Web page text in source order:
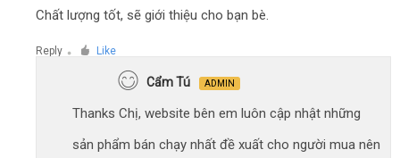
Chất lượng tốt, sẽ giới thiệu cho bạn bè.
Reply ● Like
Cẩm Tú ADMIN
Thanks Chị, website bên em luôn cập nhật những
sản phẩm bán chạy nhất đề xuất cho người mua nên